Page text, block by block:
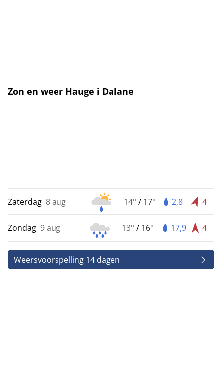
Zon en weer Hauge i Dalane
Zaterdag 8 aug 14° / 17° 2,8 4
Zondag 9 aug 13° / 16° 17,9 4
Weersvoorspelling 14 dagen